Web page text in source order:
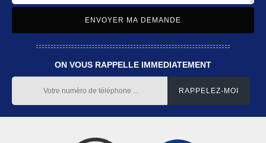
ON VOUS RAPPELLE IMMEDIATEMENT